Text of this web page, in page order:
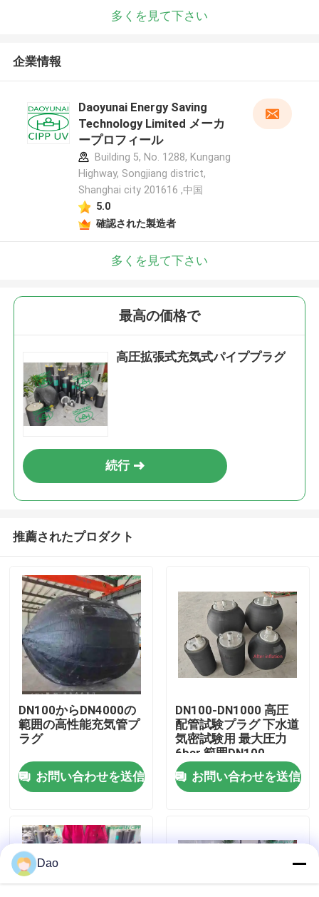
メッセージ
折り返しご連絡いたします！
プロダクト
多くを見て下さい
企業情報
Daoyunai Energy Saving
Technology Limited メーカ
ープロフィール
Building 5, No. 1288, Kungang
Highway, Songjiang district,
Shanghai city 201616 ,中国
5.0
確認された製造者
多くを見て下さい
最高の価格で
高圧拡張式充気式パイププラグ
続行
推薦されたプロダクト
DN100からDN4000の
範囲の高性能充気管プ
ラグ
お問い合わせを送信
DN100-DN1000 高圧
配管試験プラグ 下水道
気密試験用 最大圧力
6bar 範囲DN100-
DN1000
お問い合わせを送信
Dao